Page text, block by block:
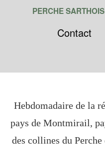
PERCHE
Contact
Hebdomadaire de la
pays de Montmirail,
des collines du